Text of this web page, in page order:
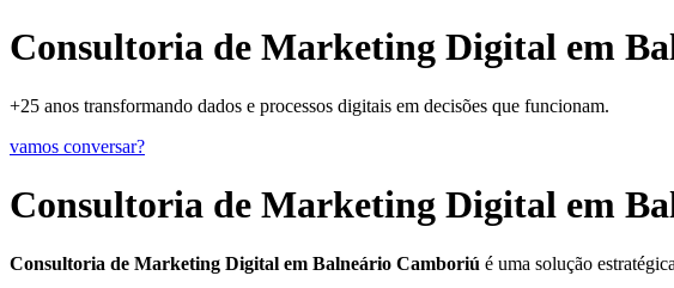
Consultoria de Marketing Digital em
+25 anos transformando dados e processos digitais em decisões que funcionam.
vamos conversar?
Consultoria de Marketing Digital em
Consultoria de Marketing Digital em Balneário Camboriú é uma solução